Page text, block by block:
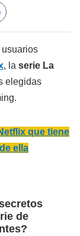
, la serie La
elegidas
que tiene
ella
de